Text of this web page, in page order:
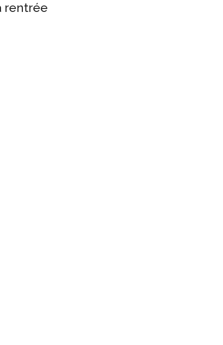
rentrée